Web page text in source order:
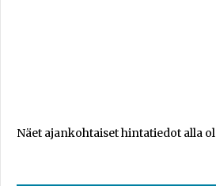
Näet ajankohtaiset hintatiedot alla